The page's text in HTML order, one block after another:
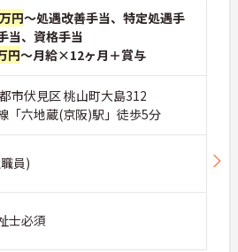
社に持つ大手介護企業
る安定した経営基盤があ
みが整っています
講座・認知症ケア専門士
など、資格取得支援講座
保有率99.8%の実績があ
きやすさを両立している
夜勤手当・家族手当・住
しています
円～処遇改善手当、特定処遇手
当、資格手当
円～月給×12ヶ月＋賞与
市伏見区 桃山町大島312
「六地蔵(京阪)駅」徒歩5分
員)
士必須